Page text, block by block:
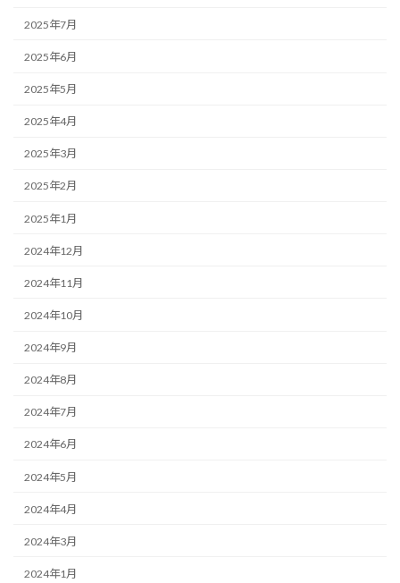
2025年7月
2025年6月
2025年5月
2025年4月
2025年3月
2025年2月
2025年1月
2024年12月
2024年11月
2024年10月
2024年9月
2024年8月
2024年7月
2024年6月
2024年5月
2024年4月
2024年3月
2024年1月